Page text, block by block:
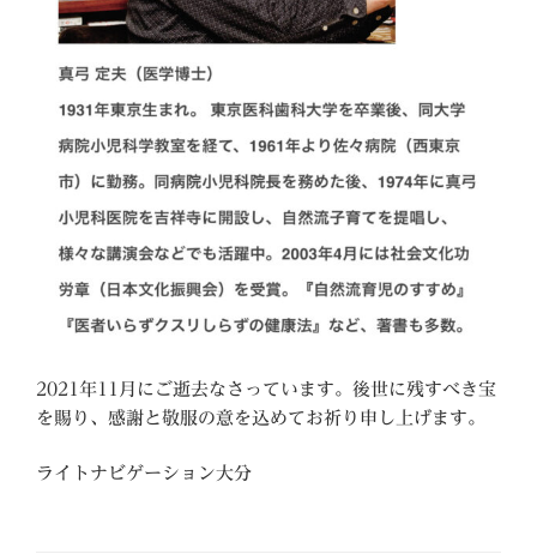
2021年11月にご逝去なさっています。後世に残すべき宝
を賜り、感謝と敬服の意を込めてお祈り申し上げます。
ライトナビゲーション大分